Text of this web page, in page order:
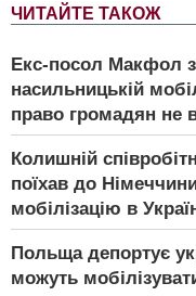
ЧИТАЙТЕ ТАКОЖ
Екс-посол Макфол
насильницькій
право громадян не
Колишній
поїхав до
мобілізацію в
Польща депортує
можуть